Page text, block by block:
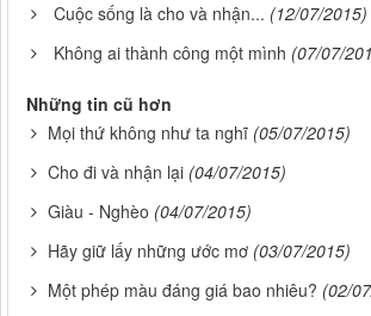
Cuộc sống là cho và nhận... (12/07/2015)
Không ai thành công một mình (07/07/
Những tin cũ hơn
Mọi thứ không như ta nghĩ (05/07/2015)
Cho đi và nhận lại (04/07/2015)
Giàu - Nghèo (04/07/2015)
Hãy giữ lấy những ước mơ (03/07/2015)
Một phép màu đáng giá bao nhiêu? (02/